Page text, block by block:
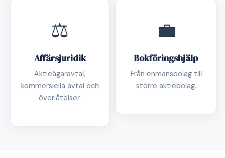
⚖️
Affärsjuridik
Aktieägaravtal,
kommersiella avtal och
överlåtelser.
💼
Bokföringshjälp
Från enmansbolag till
större aktiebolag.